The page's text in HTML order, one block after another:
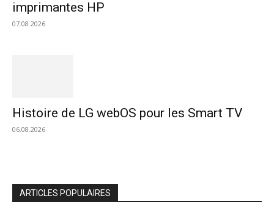
imprimantes HP
07.08.2026
Histoire de LG webOS pour les Smart TV
06.08.2026
ARTICLES POPULAIRES